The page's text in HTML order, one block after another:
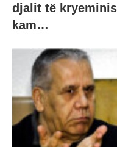
djalit të
kam…